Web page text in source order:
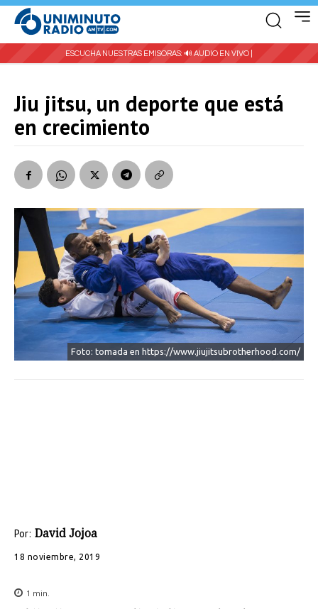
ESCUCHA NUESTRAS EMISORAS: 🔊 AUDIO EN VIVO |
Jiu jitsu, un deporte que está
en crecimiento
Foto: tomada en https://www.jiujitsubrotherhood.com/
Por: David Jojoa
18 noviembre, 2019
1 min.